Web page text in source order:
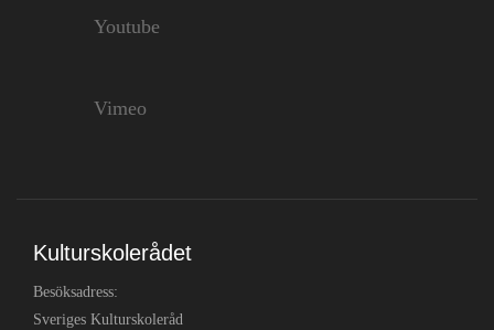
Youtube
Vimeo
Kulturskolerådet
Besöksadress:
Sveriges Kulturskoleråd